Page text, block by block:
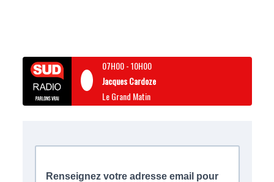
07H00-10H00
Jacques Cardoze
Le Grand Matin